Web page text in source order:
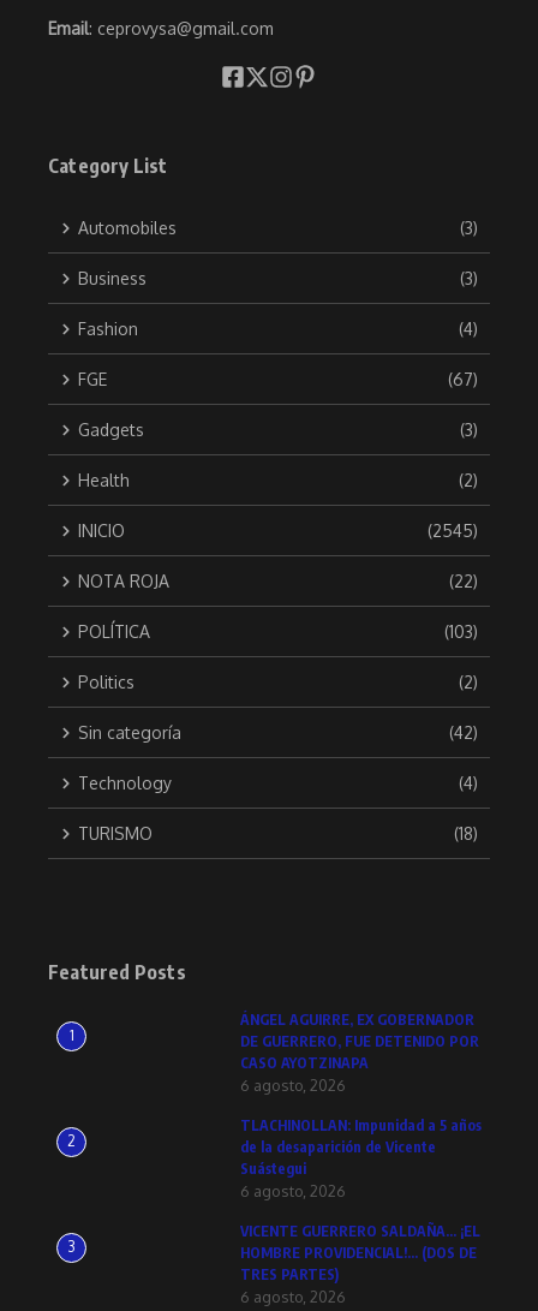
Email: ceprovysa@gmail.com
Category List
Automobiles (3)
Business (3)
Fashion (4)
FGE (67)
Gadgets (3)
Health (2)
INICIO (2545)
NOTA ROJA (22)
POLÍTICA (103)
Politics (2)
Sin categoría (42)
Technology (4)
TURISMO (18)
Featured Posts
1
ÁNGEL AGUIRRE, EX GOBERNADOR
DE GUERRERO, FUE DETENIDO POR
CASO AYOTZINAPA
6 agosto, 2026
2
TLACHINOLLAN: Impunidad a 5 años
de la desaparición de Vicente
Suástegui
6 agosto, 2026
3
VICENTE GUERRERO SALDAÑA… ¡EL
HOMBRE PROVIDENCIAL!… (DOS DE
TRES PARTES)
6 agosto, 2026